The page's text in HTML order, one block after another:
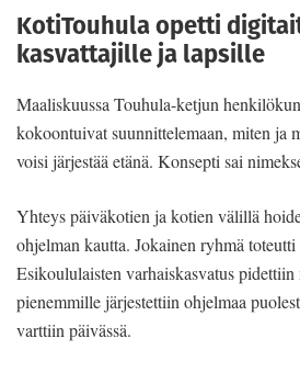
KotiTouhula opetti
kasvattajille ja lapsille
Maaliskuussa Touhula-ketjun
kokoontuivat suunnittelemaan, miten ja
voisi järjestää etänä. Konsepti sai
Yhteys päiväkotien ja kotien välillä
ohjelman kautta. Jokainen ryhmä
Esikoululaisten varhaiskasvatus pidettiin
pienemmille järjestettiin ohjelmaa
varttiin päivässä.